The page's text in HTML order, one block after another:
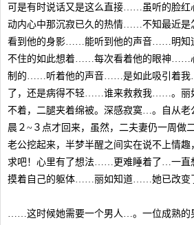
可是有时说话又是这么直接……虽听的脸
动内心中那沉寂已久的热情……不知最近
看到他的身影……能听到他的声音……明知
不住的如此想着……每次看着他的眼神……
制的……听着他的声音……是如此吸引着
了，还是病得不轻……谁来救救我……。丽
不着，二腿夹着绵被。深感寂寞…。自从
晨２~３点才回来，虽然，二夫妻仍一周做
老公挖起来，半梦半醒之间实在说不上情
求吧！心里有了想法……更难睡着了…一直
摸着自己的躯体……丽如知道……她已改
……这时候她需要一个男人…。一位成熟的